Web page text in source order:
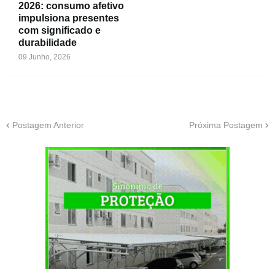
2026: consumo afetivo
impulsiona presentes
com significado e
durabilidade
09 Junho, 2026
Postagem Anterior Próxima Postagem